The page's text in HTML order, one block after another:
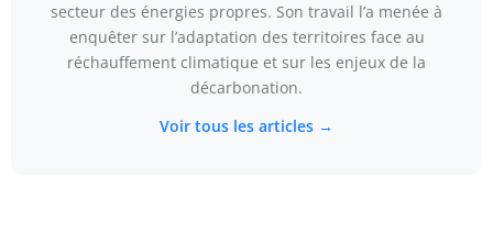
secteur des énergies propres. Son travail l’a menée à
enquêter sur l’adaptation des territoires face au
réchauffement climatique et sur les enjeux de la
décarbonation.
Voir tous les articles →